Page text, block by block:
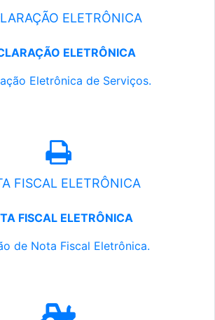
ELETRÔNICA
ELETRÔNICA
Eletrônica de Serviços.
FISCAL ELETRÔNICA
FISCAL ELETRÔNICA
de Nota Fiscal Eletrônica.